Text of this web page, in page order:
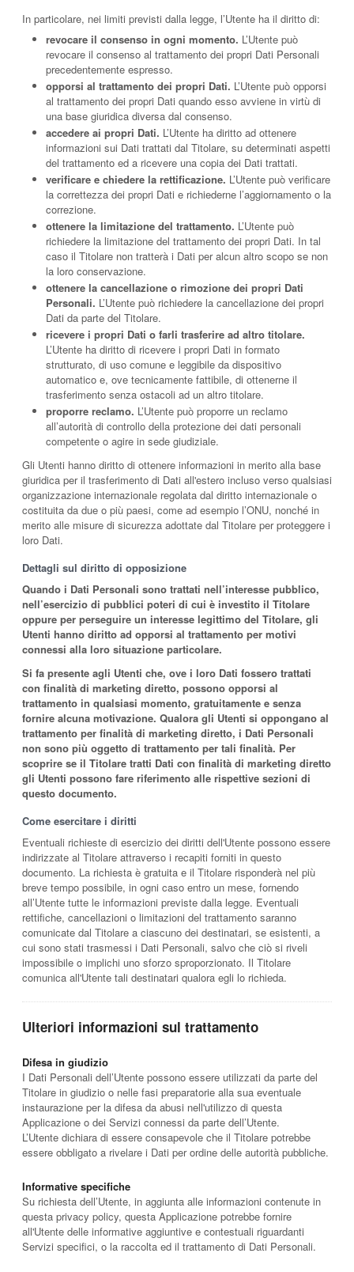
In particolare, nei limiti previsti dalla legge, l’Utente ha il diritto di:
revocare il consenso in ogni momento. L’Utente può
revocare il consenso al trattamento dei propri Dati Personali
precedentemente espresso.
opporsi al trattamento dei propri Dati. L’Utente può opporsi
al trattamento dei propri Dati quando esso avviene in virtù di
una base giuridica diversa dal consenso.
accedere ai propri Dati. L’Utente ha diritto ad ottenere
informazioni sui Dati trattati dal Titolare, su determinati aspetti
del trattamento ed a ricevere una copia dei Dati trattati.
verificare e chiedere la rettificazione. L’Utente può verificare
la correttezza dei propri Dati e richiederne l’aggiornamento o la
correzione.
ottenere la limitazione del trattamento. L’Utente può
richiedere la limitazione del trattamento dei propri Dati. In tal
caso il Titolare non tratterà i Dati per alcun altro scopo se non
la loro conservazione.
ottenere la cancellazione o rimozione dei propri Dati
Personali. L’Utente può richiedere la cancellazione dei propri
Dati da parte del Titolare.
ricevere i propri Dati o farli trasferire ad altro titolare.
L’Utente ha diritto di ricevere i propri Dati in formato
strutturato, di uso comune e leggibile da dispositivo
automatico e, ove tecnicamente fattibile, di ottenerne il
trasferimento senza ostacoli ad un altro titolare.
proporre reclamo. L’Utente può proporre un reclamo
all’autorità di controllo della protezione dei dati personali
competente o agire in sede giudiziale.
Gli Utenti hanno diritto di ottenere informazioni in merito alla base
giuridica per il trasferimento di Dati all'estero incluso verso qualsiasi
organizzazione internazionale regolata dal diritto internazionale o
costituita da due o più paesi, come ad esempio l’ONU, nonché in
merito alle misure di sicurezza adottate dal Titolare per proteggere i
loro Dati.
Dettagli sul diritto di opposizione
Quando i Dati Personali sono trattati nell’interesse pubblico,
nell’esercizio di pubblici poteri di cui è investito il Titolare
oppure per perseguire un interesse legittimo del Titolare, gli
Utenti hanno diritto ad opporsi al trattamento per motivi
connessi alla loro situazione particolare.
Si fa presente agli Utenti che, ove i loro Dati fossero trattati
con finalità di marketing diretto, possono opporsi al
trattamento in qualsiasi momento, gratuitamente e senza
fornire alcuna motivazione. Qualora gli Utenti si oppongano al
trattamento per finalità di marketing diretto, i Dati Personali
non sono più oggetto di trattamento per tali finalità. Per
scoprire se il Titolare tratti Dati con finalità di marketing diretto
gli Utenti possono fare riferimento alle rispettive sezioni di
questo documento.
Come esercitare i diritti
Eventuali richieste di esercizio dei diritti dell'Utente possono essere
indirizzate al Titolare attraverso i recapiti forniti in questo
documento. La richiesta è gratuita e il Titolare risponderà nel più
breve tempo possibile, in ogni caso entro un mese, fornendo
all’Utente tutte le informazioni previste dalla legge. Eventuali
rettifiche, cancellazioni o limitazioni del trattamento saranno
comunicate dal Titolare a ciascuno dei destinatari, se esistenti, a
cui sono stati trasmessi i Dati Personali, salvo che ciò si riveli
impossibile o implichi uno sforzo sproporzionato. Il Titolare
comunica all'Utente tali destinatari qualora egli lo richieda.
Ulteriori informazioni sul trattamento
Difesa in giudizio
I Dati Personali dell’Utente possono essere utilizzati da parte del
Titolare in giudizio o nelle fasi preparatorie alla sua eventuale
instaurazione per la difesa da abusi nell'utilizzo di questa
Applicazione o dei Servizi connessi da parte dell’Utente.
L’Utente dichiara di essere consapevole che il Titolare potrebbe
essere obbligato a rivelare i Dati per ordine delle autorità pubbliche.
Informative specifiche
Su richiesta dell’Utente, in aggiunta alle informazioni contenute in
questa privacy policy, questa Applicazione potrebbe fornire
all'Utente delle informative aggiuntive e contestuali riguardanti
Servizi specifici, o la raccolta ed il trattamento di Dati Personali.